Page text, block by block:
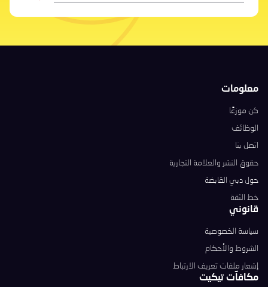
معلومات
كن موزعًا
الوظائف
اتصل بنا
حقوق النشر والعلامة التجارية
حول دبي القابضة
خط الثقة
قانوني
سياسة الخصوصية
الشروط والأحكام
إشعار ملفات تعريف الارتباط
مكافآت تيكيت